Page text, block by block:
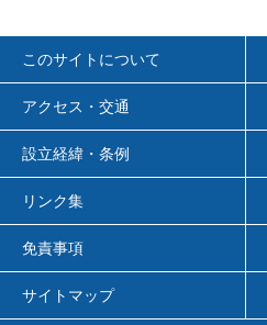
このサイトについて
アクセス・交通
設立経緯・条例
リンク集
免責事項
サイトマップ